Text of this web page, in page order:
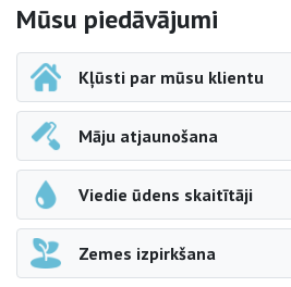
Sāna navigācija
Mūsu piedāvājumi
Kļūsti par mūsu klientu
Māju atjaunošana
Viedie ūdens skaitītāji
Zemes izpirkšana